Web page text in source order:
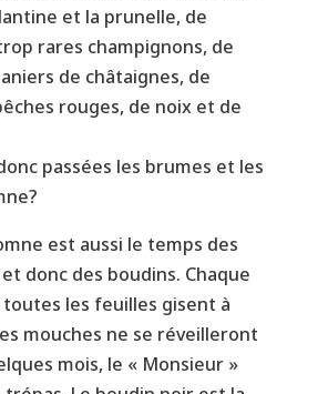
et la prunelle, de
rares champignons, de
de châtaignes, de
rouges, de noix et de
passées les brumes et les
est aussi le temps des
donc des boudins. Chaque
les feuilles gisent à
mouches ne se réveilleront
mois, le « Monsieur »